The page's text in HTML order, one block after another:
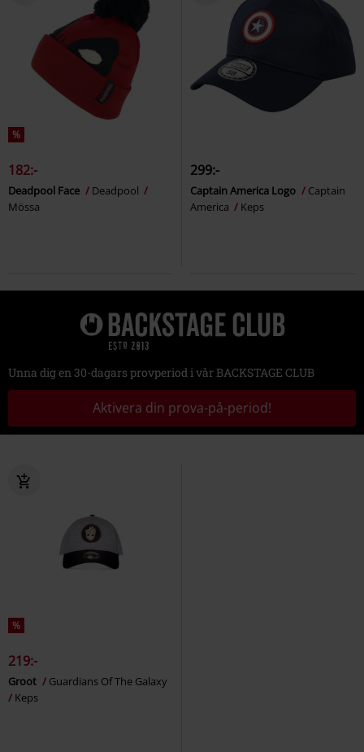
%
182:-
Deadpool Face
Deadpool
Mössa
299:-
Captain America Logo
Captain
America
Keps
Unna dig en 30-dagars provperiod i vår BACKSTAGE CLUB
Aktivera din prova-på-period!
%
219:-
Groot
Guardians Of The Galaxy
Keps